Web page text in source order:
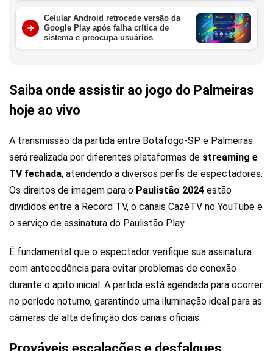
Celular Android retrocede versão da
Google Play após falha crítica de
sistema e preocupa usuários
Saiba onde assistir ao jogo do Palmeiras
hoje ao vivo
A transmissão da partida entre Botafogo-SP e Palmeiras
será realizada por diferentes plataformas de streaming e
TV fechada, atendendo a diversos perfis de espectadores.
Os direitos de imagem para o Paulistão 2024 estão
divididos entre a Record TV, o canais CazéTV no YouTube e
o serviço de assinatura do Paulistão Play.
É fundamental que o espectador verifique sua assinatura
com antecedência para evitar problemas de conexão
durante o apito inicial. A partida está agendada para ocorrer
no período noturno, garantindo uma iluminação ideal para as
câmeras de alta definição dos canais oficiais.